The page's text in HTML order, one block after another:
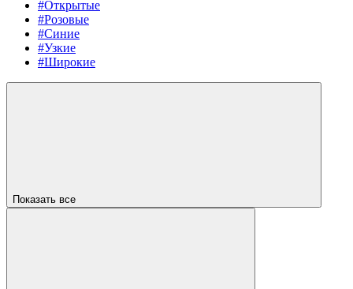
#Открытые
#Розовые
#Синие
#Узкие
#Широкие
Показать все